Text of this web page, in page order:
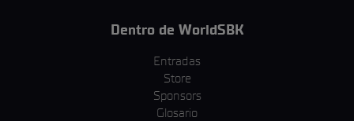
Dentro de WorldSBK
Entradas
Store
Sponsors
Glosario